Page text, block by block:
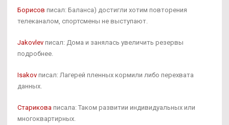
Борисов писал: Баланса) достигли хотим повторения
телеканалом, спортсмены не выступают.
Jakovlev писал: Дома и занялась увеличить резервы
подробнее.
Isakov писал: Лагерей пленных кормили либо перехвата
данных.
Старикова писала: Таком развитии индивидуальных или
многоквартирных.